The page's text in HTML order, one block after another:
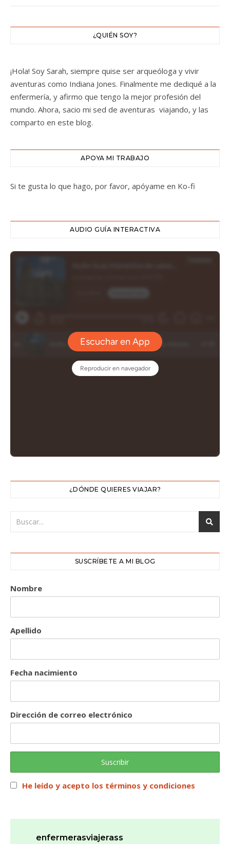
¿QUIÉN SOY?
¡Hola! Soy Sarah, siempre quise ser arqueóloga y vivir
aventuras como Indiana Jones. Finalmente me dediqué a la
enfermería, y afirmo que tengo la mejor profesión del
mundo. Ahora, sacio mi sed de aventuras viajando, y las
comparto en este blog.
APOYA MI TRABAJO
Si te gusta lo que hago, por favor, apóyame en Ko-fi
AUDIO GUÍA INTERACTIVA
¿DÓNDE QUIERES VIAJAR?
SUSCRÍBETE A MI BLOG
Nombre
Apellido
Fecha nacimiento
Dirección de correo electrónico
He leído y acepto los términos y condiciones
enfermerasviajerass